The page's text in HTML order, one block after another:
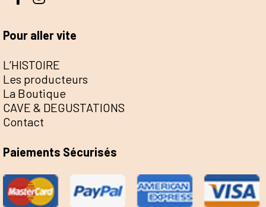
Pour aller vite
L’HISTOIRE
Les producteurs
La Boutique
CAVE & DEGUSTATIONS
Contact
Paiements Sécurisés